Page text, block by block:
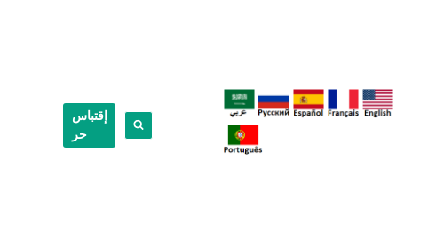
إقتباس
حر